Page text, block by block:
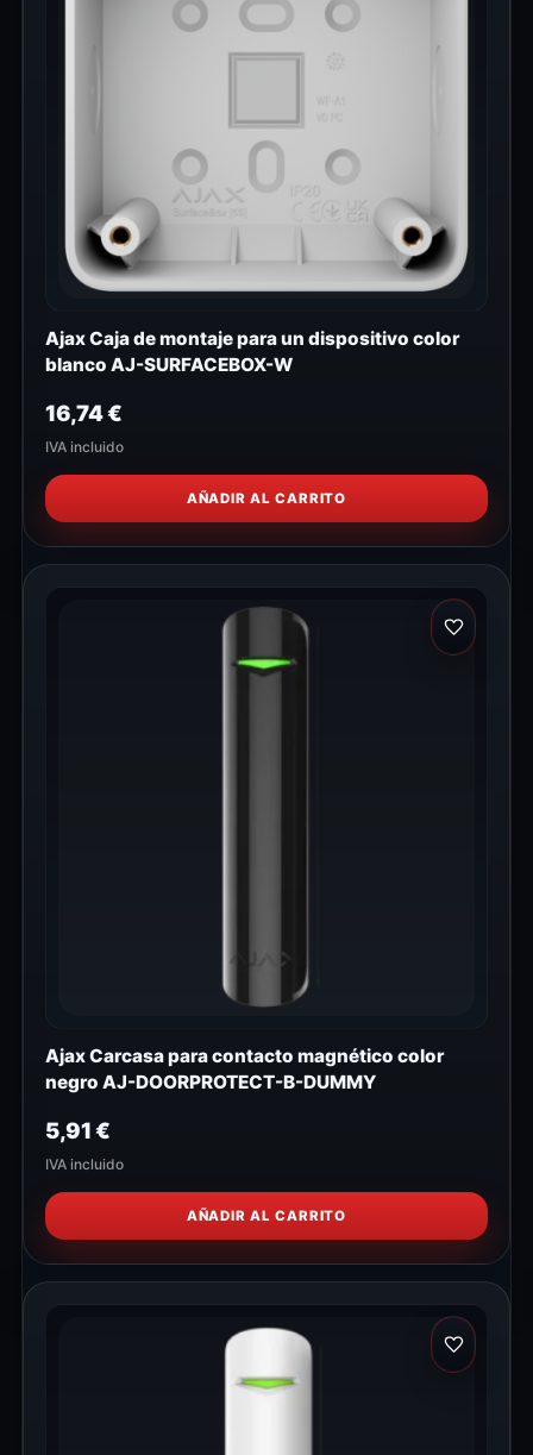
Ajax Caja de montaje para un dispositivo color
blanco AJ-SURFACEBOX-W
16,74€
IVA incluido
AÑADIR AL CARRITO
Ajax Carcasa para contacto magnético color
negro AJ-DOORPROTECT-B-DUMMY
5,91€
IVA incluido
AÑADIR AL CARRITO